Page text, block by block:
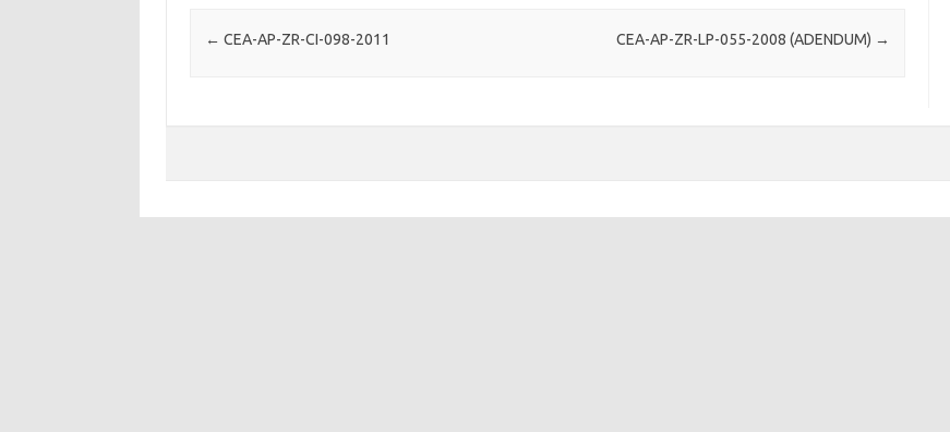
Post navigation
← CEA-AP-ZR-CI-098-2011 CEA-AP-ZR-LP-055-2008 (ADENDUM) →